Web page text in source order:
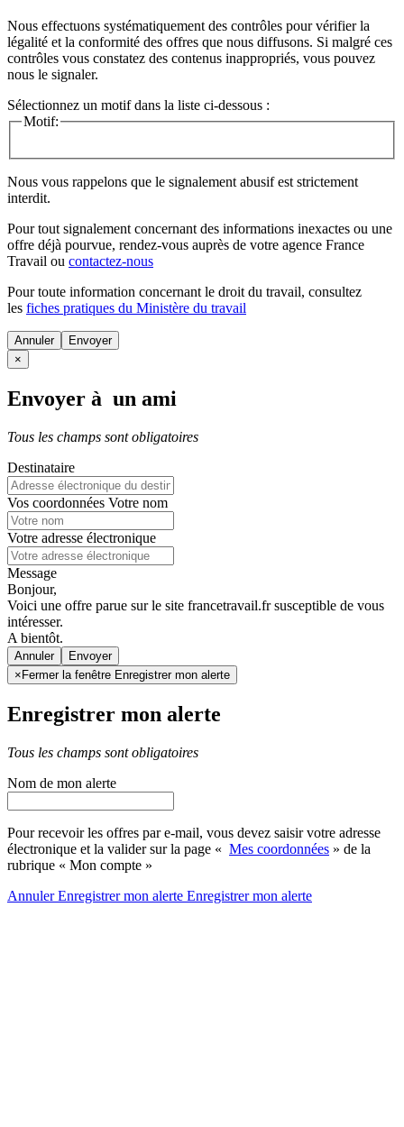
Nous effectuons systématiquement des contrôles pour vérifier la
légalité et la conformité des offres que nous diffusons. Si malgré ces
contrôles vous constatez des contenus inappropriés, vous pouvez
nous le signaler.
Sélectionnez un motif dans la liste ci-dessous :
Motif:
Nous vous rappelons que le signalement abusif est strictement
interdit.
Pour tout signalement concernant des informations inexactes ou une
offre déjà pourvue, rendez-vous auprès de votre agence France
Travail ou contactez-nous
Pour toute information concernant le droit du travail, consultez
les fiches pratiques du Ministère du travail
Annuler
×
Envoyer à un ami
Tous les champs sont obligatoires
Destinataire
Vos coordonnées Votre nom
Votre adresse électronique
Message
Bonjour,
Voici une offre parue sur le site francetravail.fr susceptible de vous
intéresser.
A bientôt.
Annuler
× Fermer la fenêtre Enregistrer mon alerte
Enregistrer mon alerte
Tous les champs sont obligatoires
Nom de mon alerte
Pour recevoir les offres par e-mail, vous devez saisir votre adresse
électronique et la valider sur la page « Mes coordonnées » de la
rubrique « Mon compte »
AnnulerEnregistrer mon alerte Enregistrermon alerte